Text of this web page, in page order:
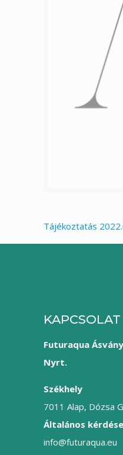
Tájékoztatás
KAPCSOLAT
Futuraqua
Nyrt.
Székhely
7011 Alap, Dózsa
Általános
info@futuraqua.eu